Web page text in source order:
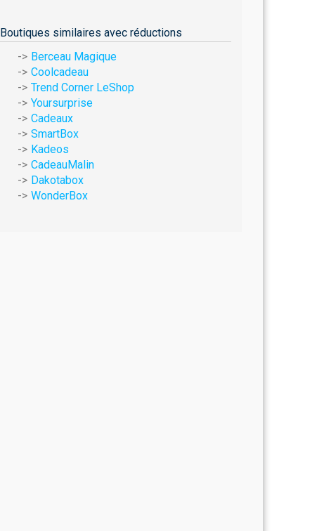
Boutiques similaires avec réductions
Berceau Magique
Coolcadeau
Trend Corner LeShop
Yoursurprise
Cadeaux
SmartBox
Kadeos
CadeauMalin
Dakotabox
WonderBox